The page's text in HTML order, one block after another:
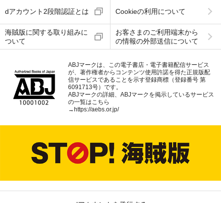
dアカウント2段階認証とは Cookieの利用について
海賊版に関する取り組みに
ついて
お客さまのご利用端末から
の情報の外部送信について
ABJマークは、この電子書店・電子書籍配信サービス
が、著作権者からコンテンツ使用許諾を得た正規版配
信サービスであることを示す登録商標（登録番号 第
6091713号）です。
ABJマークの詳細、ABJマークを掲示しているサービス
の一覧はこちら
→ https://aebs.or.jp/